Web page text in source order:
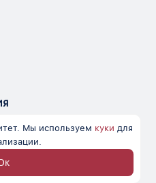
Мы используем куки для